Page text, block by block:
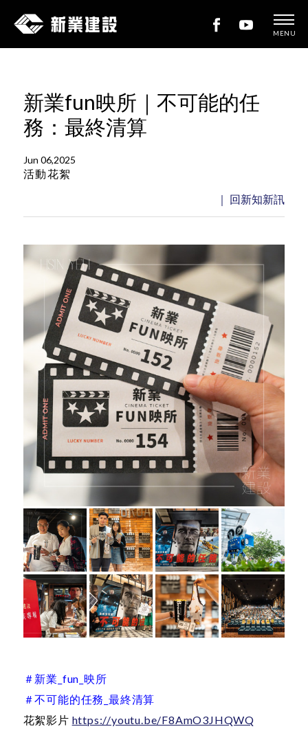
新
建
設
MENU
新業fun映所｜不可能的任
務：最終清算
Jun 06,2025
活動花絮
｜ 回新知新訊
＃新業_fun_映所
＃不可能的任務_最終清算
花絮影片 https://youtu.be/F8AmO3JHQWQ